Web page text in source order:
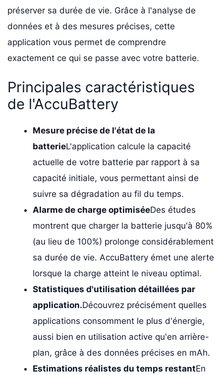
préserver sa durée de vie. Grâce à l'analyse de
données et à des mesures précises, cette
application vous permet de comprendre
exactement ce qui se passe avec votre batterie.
Principales caractéristiques
de l'AccuBattery
Mesure précise de l'état de la
batterieL'application calcule la capacité
actuelle de votre batterie par rapport à sa
capacité initiale, vous permettant ainsi de
suivre sa dégradation au fil du temps.
Alarme de charge optimiséeDes études
montrent que charger la batterie jusqu'à 80%
(au lieu de 100%) prolonge considérablement
sa durée de vie. AccuBattery émet une alerte
lorsque la charge atteint le niveau optimal.
Statistiques d'utilisation détaillées par
application.Découvrez précisément quelles
applications consomment le plus d'énergie,
aussi bien en utilisation active qu'en arrière-
plan, grâce à des données précises en mAh.
Estimations réalistes du temps restantEn